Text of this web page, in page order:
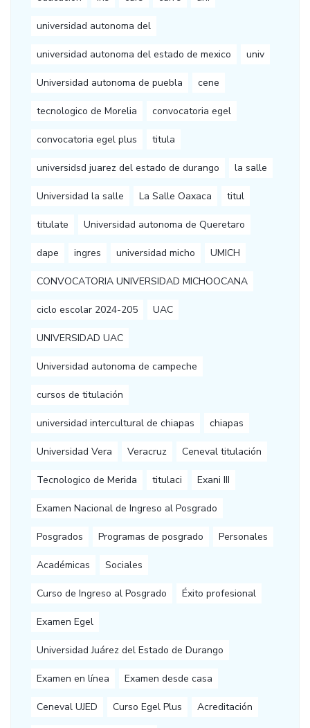
universidad autonoma del
universidad autonoma del estado de mexico univ
Universidad autonoma de puebla cene
tecnologico de Morelia convocatoria egel
convocatoria egel plus titula
universidsd juarez del estado de durango la salle
Universidad la salle La Salle Oaxaca titul
titulate Universidad autonoma de Queretaro
dape ingres universidad micho UMICH
CONVOCATORIA UNIVERSIDAD MICHOOCANA
ciclo escolar 2024-205 UAC
UNIVERSIDAD UAC
Universidad autonoma de campeche
cursos de titulación
universidad intercultural de chiapas chiapas
Universidad Vera Veracruz Ceneval titulación
Tecnologico de Merida titulaci Exani III
Examen Nacional de Ingreso al Posgrado
Posgrados Programas de posgrado Personales
Académicas Sociales
Curso de Ingreso al Posgrado Éxito profesional
Examen Egel
Universidad Juárez del Estado de Durango
Examen en línea Examen desde casa
Ceneval UJED Curso Egel Plus Acreditación